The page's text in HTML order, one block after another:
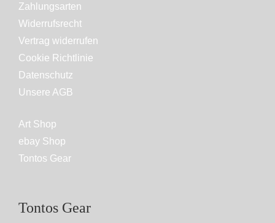
Zahlungsarten
Widerrufsrecht
Vertrag widerrufen
Cookie Richtlinie
Datenschutz
Unsere AGB
Art Shop
ebay Shop
Tontos Gear
Tontos Gear